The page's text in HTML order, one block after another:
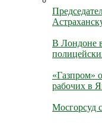
В Лондоне
«Газпром»
рабочих в
Мосгорсуд